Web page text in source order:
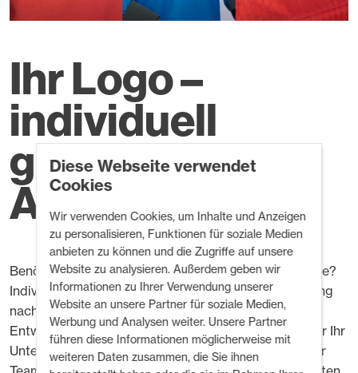
Diese Webseite verwendet
Cookies
Wir verwenden Cookies, um Inhalte und Anzeigen
zu personalisieren, Funktionen für soziale Medien
anbieten zu können und die Zugriffe auf unsere
Website zu analysieren. Außerdem geben wir
Informationen zu Ihrer Verwendung unserer
Website an unsere Partner für soziale Medien,
Werbung und Analysen weiter. Unsere Partner
führen diese Informationen möglicherweise mit
weiteren Daten zusammen, die Sie ihnen
Ihr Logo –
individuell
gebrandete
Ausrüstung
Benötigen Sie eine höhere Sichtbarkeit für Ihre Marke?
Individuelle Farben, Logos oder sogar eine Ausrüstung
nach Ihren eigenen Vorgaben? Mit unseren
Entwicklungs- und Fertigungskapazitäten können wir Ihr
Unternehmen auf dem Wasser für Ihre Kunden und Ihr